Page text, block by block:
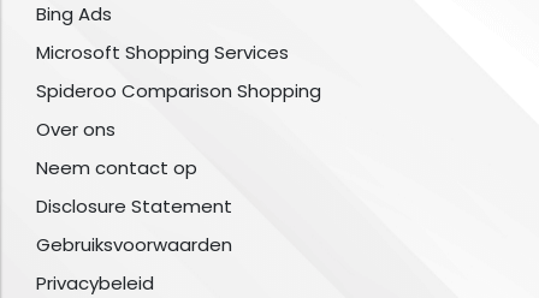
Bing Ads
Microsoft Shopping Services
Spideroo Comparison Shopping
Over ons
Neem contact op
Disclosure Statement
Gebruiksvoorwaarden
Privacybeleid